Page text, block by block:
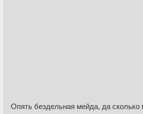
Опять бездельная мейда, да сколько